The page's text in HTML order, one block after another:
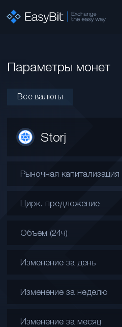
Параметры монет
Все валюты
Storj
Рыночная капитализация
Цирк. предложение
Объем (24ч)
Изменение за день
Изменение за неделю
Изменение за месяц